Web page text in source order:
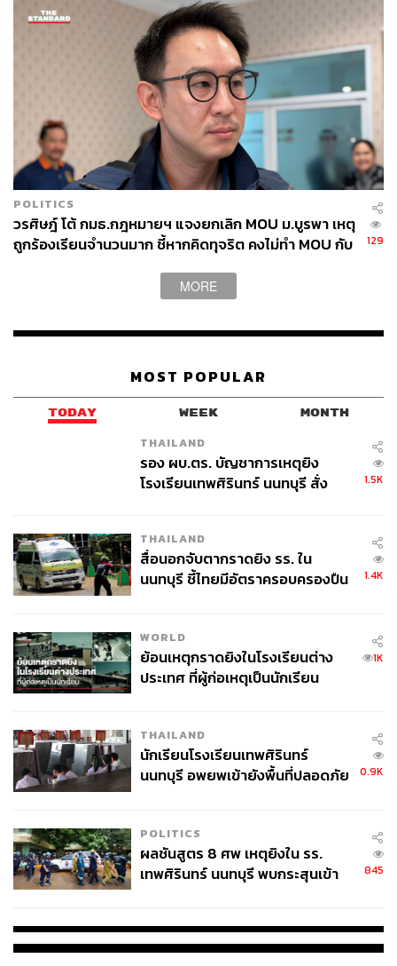
POLITICS
วรศิษฎ์ โต้ กมธ.กฎหมายฯ แจงยกเลิก MOU ม.บูรพา เหตุ
ถูกร้องเรียนจำนวนมาก ชี้หากคิดทุจริต คงไม่ทำ MOU กับ
129
MORE
MOST POPULAR
TODAY WEEK MONTH
THAILAND
รอง ผบ.ตร. บัญชาการเหตุยิง
โรงเรียนเทพศิรินทร์ นนทบุรี สั่ง
1.5K
THAILAND
สื่อนอกจับตากราดยิง รร. ใน
นนทบุรี ชี้ไทยมีอัตราครอบครองปืน
1.4K
WORLD
ย้อนเหตุกราดยิงในโรงเรียนต่าง
ประเทศ ที่ผู้ก่อเหตุเป็นนักเรียน
1K
THAILAND
นักเรียนโรงเรียนเทพศิรินทร์
นนทบุรี อพยพเข้ายังพื้นที่ปลอดภัย
0.9K
POLITICS
ผลชันสูตร 8 ศพ เหตุยิงใน รร.
เทพศิรินทร์ นนทบุรี พบกระสุนเข้า
845